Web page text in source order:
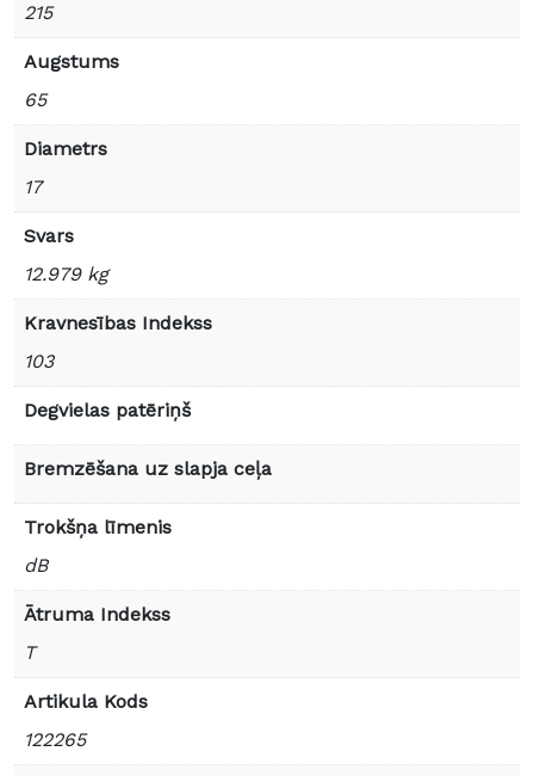
215
Augstums
65
Diametrs
17
Svars
12.979 kg
Kravnesības Indekss
103
Degvielas patēriņš
Bremzēšana uz slapja ceļa
Trokšņa līmenis
dB
Ātruma Indekss
T
Artikula Kods
122265